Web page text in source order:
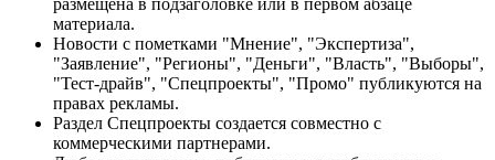
материала.
Новости с пометками "Мнение", "Экспертиза",
"Заявление", "Регионы", "Деньги", "Власть", "Выборы",
"Тест-драйв", "Спецпроекты", "Промо" публикуются на
правах рекламы.
Раздел Спецпроекты создается совместно с
коммерческими партнерами.